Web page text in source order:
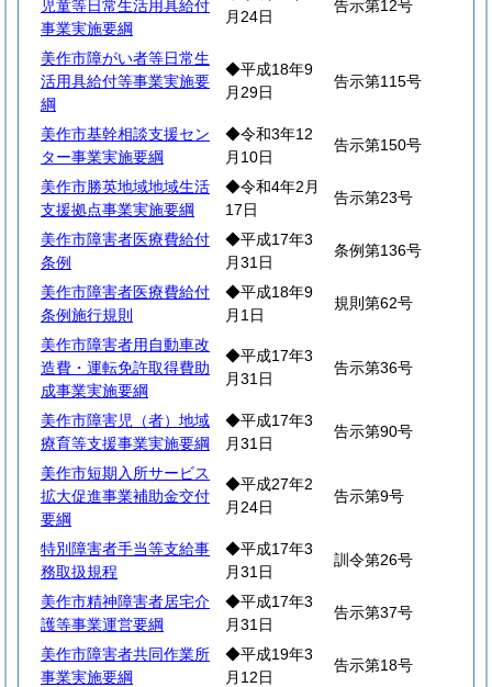
児童等日常生活用具給付
事業実施要綱
月24日
告示第12号
美作市障がい者等日常生
活用具給付等事業実施要
綱
◆平成18年9
月29日
告示第115号
美作市基幹相談支援セン
ター事業実施要綱
◆令和3年12
月10日
告示第150号
美作市勝英地域地域生活
支援拠点事業実施要綱
◆令和4年2月
17日
告示第23号
美作市障害者医療費給付
条例
◆平成17年3
月31日
条例第136号
美作市障害者医療費給付
条例施行規則
◆平成18年9
月1日
規則第62号
美作市障害者用自動車改
造費・運転免許取得費助
成事業実施要綱
◆平成17年3
月31日
告示第36号
美作市障害児（者）地域
療育等支援事業実施要綱
◆平成17年3
月31日
告示第90号
美作市短期入所サービス
拡大促進事業補助金交付
要綱
◆平成27年2
月24日
告示第9号
特別障害者手当等支給事
務取扱規程
◆平成17年3
月31日
訓令第26号
美作市精神障害者居宅介
護等事業運営要綱
◆平成17年3
月31日
告示第37号
美作市障害者共同作業所
事業実施要綱
◆平成19年3
月12日
告示第18号